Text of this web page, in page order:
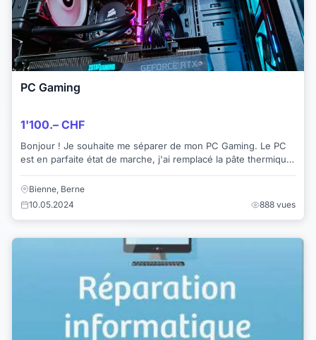
PC Gaming
1'100.– CHF
Bonjour ! Je souhaite me séparer de mon PC Gaming. Le PC
est en parfaite état de marche, j'ai remplacé la pâte thermique
en février 2024 et j'ai augm...
Bienne, Berne
10.05.2024
888 vues